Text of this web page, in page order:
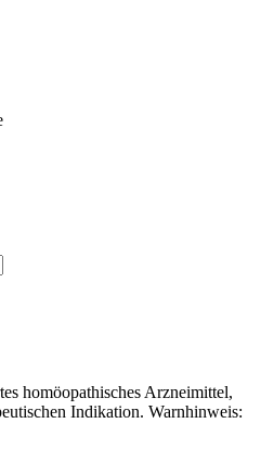
homöopathisches Arzneimittel,
Indikation. Warnhinweis: